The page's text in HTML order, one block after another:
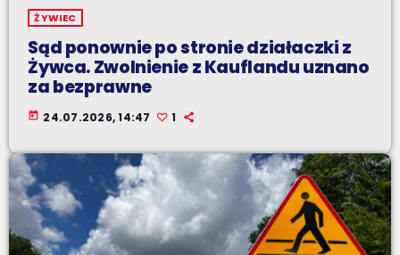
ŻYWIEC
Sąd ponownie po stronie działaczki z
Żywca. Zwolnienie z Kauflandu uznano
za bezprawne
today 24.07.2026, 14:47 1